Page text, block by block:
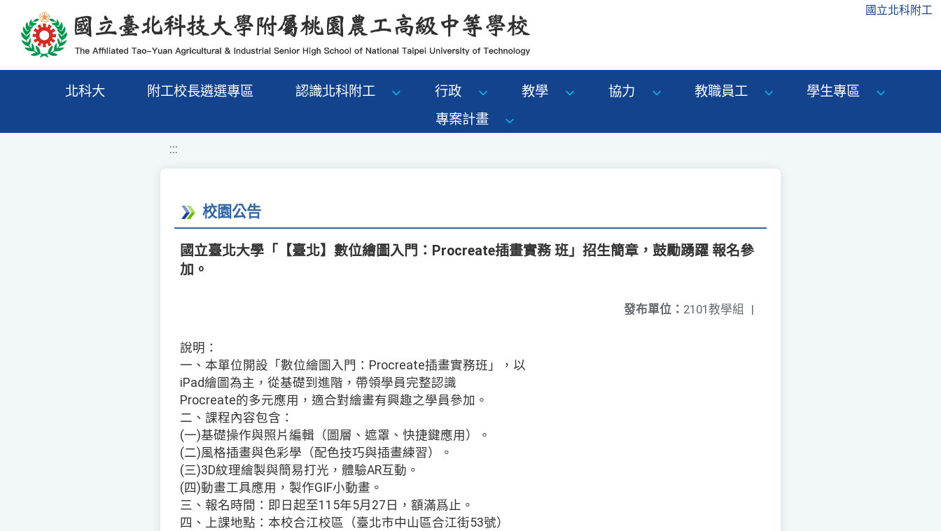
移至網頁之主要內容區位置 國立北科附工
北科大 附工校長遴選專區 認識北科附工 行政 教學 協力 教職員工
學生專區
專案計畫
:::
校園公告
國立臺北大學「【臺北】數位繪圖入門：Procreate插畫實務 班」招生簡章，鼓勵踴躍 報名參
加。
發布單位： 2101教學組 |
說明：
一、本單位開設「數位繪圖入門：Procreate插畫實務班」，以
iPad繪圖為主，從基礎到進階，帶領學員完整認識
Procreate的多元應用，適合對繪畫有興趣之學員參加。
二、課程內容包含：
(一)基礎操作與照片編輯（圖層、遮罩、快捷鍵應用）。
(二)風格插畫與色彩學（配色技巧與插畫練習）。
(三)3D紋理繪製與簡易打光，體驗AR互動。
(四)動畫工具應用，製作GIF小動畫。
三、報名時間：即日起至115年5月27日，額滿爲止。
四、上課地點：本校合江校區（臺北市中山區合江街53號）